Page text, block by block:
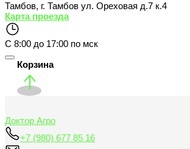
Тамбов, г. Тамбов ул. Ореховая д.7 к.4
Карта проезда
С 8:00 до 17:00 по мск
Корзина
Доктор Агро
+7 (980) 677 85 16